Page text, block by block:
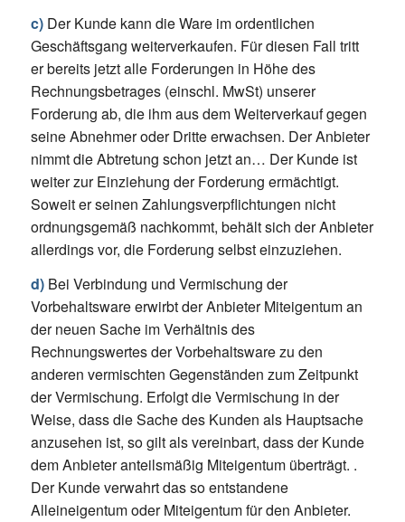
c)Der Kunde kann die Ware im ordentlichen
Geschäftsgang weiterverkaufen. Für diesen Fall tritt
er bereits jetzt alle Forderungen in Höhe des
Rechnungsbetrages (einschl. MwSt) unserer
Forderung ab, die ihm aus dem Weiterverkauf gegen
seine Abnehmer oder Dritte erwachsen. Der Anbieter
nimmt die Abtretung schon jetzt an… Der Kunde ist
weiter zur Einziehung der Forderung ermächtigt.
Soweit er seinen Zahlungsverpflichtungen nicht
ordnungsgemäß nachkommt, behält sich der Anbieter
allerdings vor, die Forderung selbst einzuziehen.
d)Bei Verbindung und Vermischung der
Vorbehaltsware erwirbt der Anbieter Miteigentum an
der neuen Sache im Verhältnis des
Rechnungswertes der Vorbehaltsware zu den
anderen vermischten Gegenständen zum Zeitpunkt
der Vermischung. Erfolgt die Vermischung in der
Weise, dass die Sache des Kunden als Hauptsache
anzusehen ist, so gilt als vereinbart, dass der Kunde
dem Anbieter anteilsmäßig Miteigentum überträgt. .
Der Kunde verwahrt das so entstandene
Alleineigentum oder Miteigentum für den Anbieter.